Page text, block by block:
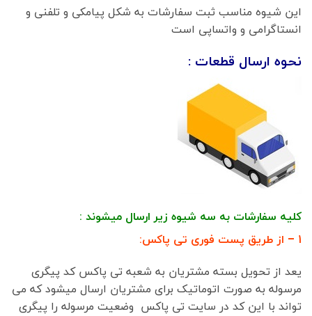
این شیوه مناسب ثبت سفارشات به شکل پیامکی و تلفنی و
انستاگرامی و واتساپی است
نحوه ارسال قطعات :
کلیه سفارشات به سه شیوه زیر ارسال میشوند :
1 – از طریق پست فوری تی پاکس:
یعد از تحویل بسته مشتریان به شعبه تی پاکس کد پیگری
مرسوله به صورت اتوماتیک برای مشتریان ارسال میشود که می
تواند با این کد در سایت تی پاکس وضعیت مرسوله را پیگری